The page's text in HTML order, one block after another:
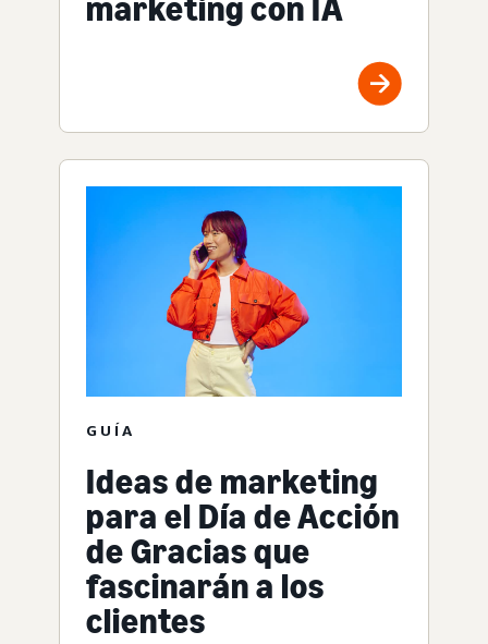
GUÍA
Ideas de marketing
para el Día de Acción
de Gracias que
fascinarán a los
clientes